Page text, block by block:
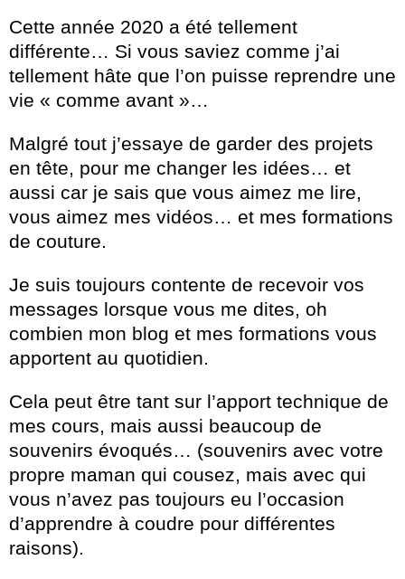
Cette année 2020 a été tellement
différente… Si vous saviez comme j’ai
tellement hâte que l’on puisse reprendre une
vie « comme avant »…
Malgré tout j’essaye de garder des projets
en tête, pour me changer les idées… et
aussi car je sais que vous aimez me lire,
vous aimez mes vidéos… et mes formations
de couture.
Je suis toujours contente de recevoir vos
messages lorsque vous me dites, oh
combien mon blog et mes formations vous
apportent au quotidien.
Cela peut être tant sur l’apport technique de
mes cours, mais aussi beaucoup de
souvenirs évoqués… (souvenirs avec votre
propre maman qui cousez, mais avec qui
vous n’avez pas toujours eu l’occasion
d’apprendre à coudre pour différentes
raisons).